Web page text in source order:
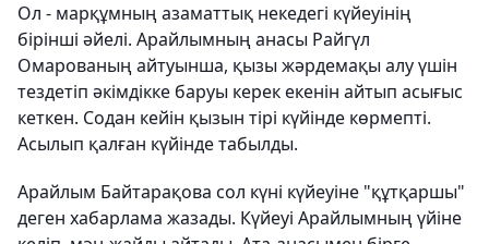
Ол - марқұмның азаматтық некедегі күйеуінің
бірінші әйелі. Арайлымның анасы Райгүл
Омарованың айтуынша, қызы жәрдемақы алу үшін
тездетіп әкімдікке баруы керек екенін айтып асығыс
кеткен. Содан кейін қызын тірі күйінде көрмепті.
Асылып қалған күйінде табылды.
Арайлым Байтарақова сол күні күйеуіне "құтқаршы"
деген хабарлама жазады. Күйеуі Арайлымның үйіне